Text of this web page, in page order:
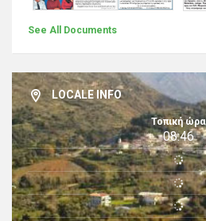
See All Documents
LOCALE INFO
Τοπική ώρα
08:46